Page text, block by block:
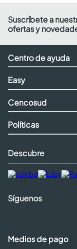
Suscríbete a
ofertas y
Centro de ayuda
Easy
Cencosud
Políticas
Descubre
Síguenos
Medios de pago